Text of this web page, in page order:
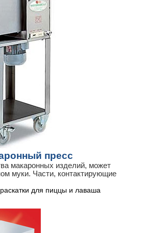
пресс
макаронных изделий, может
муки. Части, контактирующие
для пиццы и лаваша